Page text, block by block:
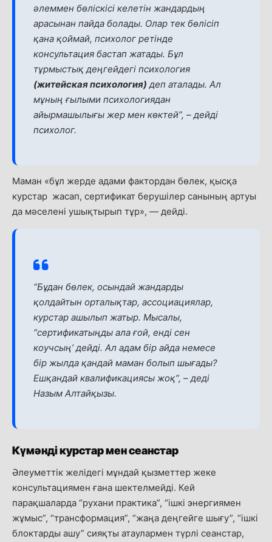
әлеммен бөліскісі келетін жандардың
арасынан пайда болады. Олар тек бөлісіп
қана қоймай, психолог ретінде
консультация бастап жатады. Бұл
тұрмыстық деңгейдегі психология
(житейская психология) деп аталады. Ал
мұның ғылыми психологиядан
айырмашылығы жер мен көктей”, –дейді
психолог.
Маман «бұл жерде адами фактордан бөлек, қысқа
курстар жасап, сертификат берушілер санының артуы
да мәселені ушықтырып тұр», — дейді.
“Бұдан бөлек, осындай жандарды
қолдайтын орталықтар, ассоциациялар,
курстар ашылып жатыр. Мысалы,
“сертификатыңды ала ғой, енді сен
коучсың’ дейді. Ал адам бір айда немесе
бір жылда қандай маман болып шығады?
Ешқандай квалификациясы жоқ”, –деді
Назым Алтайқызы.
Күмәнді курстар мен сеанстар
Әлеуметтік желідегі мұндай қызметтер жеке
консультациямен ғана шектелмейді. Кей
парақшаларда “рухани практика”, “ішкі энергиямен
жұмыс”, “трансформация”, “жаңа деңгейге шығу”, “ішкі
блоктарды ашу” сияқты атаулармен түрлі сеанстар,